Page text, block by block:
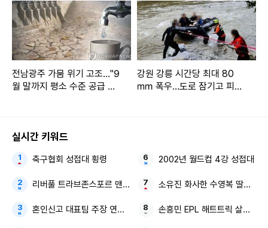
전남광주 가뭄 위기 고조…"9
월 말까지 평소 수준 공급 가
강원 강릉 시간당 최대 80
㎜ 폭우…도로 잠기고 피서
실시간 키워드
축구협회 성접대 횡령
리버풀 트라브존스포르 맨유
혼인신고 대표팀 주장 연예인과 염문
2002년 월드컵 4강 성접대
소유진 화사한 수영복 딸과 함
손흥민 EPL 해트트릭 살라와